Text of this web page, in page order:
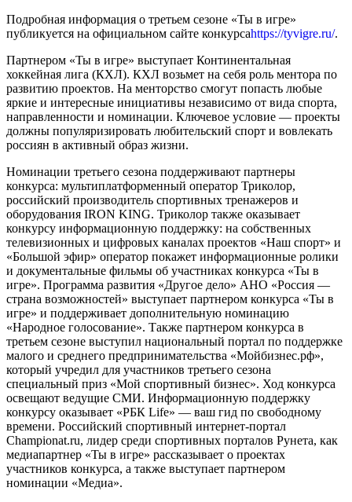
Подробная информация о третьем сезоне «Ты в игре»
публикуется на официальном сайте конкурсаhttps://tyvigre.ru/.
Партнером «Ты в игре» выступает Континентальная
хоккейная лига (КХЛ). КХЛ возьмет на себя роль ментора по
развитию проектов. На менторство смогут попасть любые
яркие и интересные инициативы независимо от вида спорта,
направленности и номинации. Ключевое условие — проекты
должны популяризировать любительский спорт и вовлекать
россиян в активный образ жизни.
Номинации третьего сезона поддерживают партнеры
конкурса: мультиплатформенный оператор Триколор,
российский производитель спортивных тренажеров и
оборудования IRON KING. Триколор также оказывает
конкурсу информационную поддержку: на собственных
телевизионных и цифровых каналах проектов «Наш спорт» и
«Большой эфир» оператор покажет информационные ролики
и документальные фильмы об участниках конкурса «Ты в
игре». Программа развития «Другое дело» АНО «Россия —
страна возможностей» выступает партнером конкурса «Ты в
игре» и поддерживает дополнительную номинацию
«Народное голосование». Также партнером конкурса в
третьем сезоне выступил национальный портал по поддержке
малого и среднего предпринимательства «Мойбизнес.рф»,
который учредил для участников третьего сезона
специальный приз «Мой спортивный бизнес». Ход конкурса
освещают ведущие СМИ. Информационную поддержку
конкурсу оказывает «РБК Life» — ваш гид по свободному
времени. Российский спортивный интернет-портал
Championat.ru, лидер среди спортивных порталов Рунета, как
медиапартнер «Ты в игре» рассказывает о проектах
участников конкурса, а также выступает партнером
номинации «Медиа».